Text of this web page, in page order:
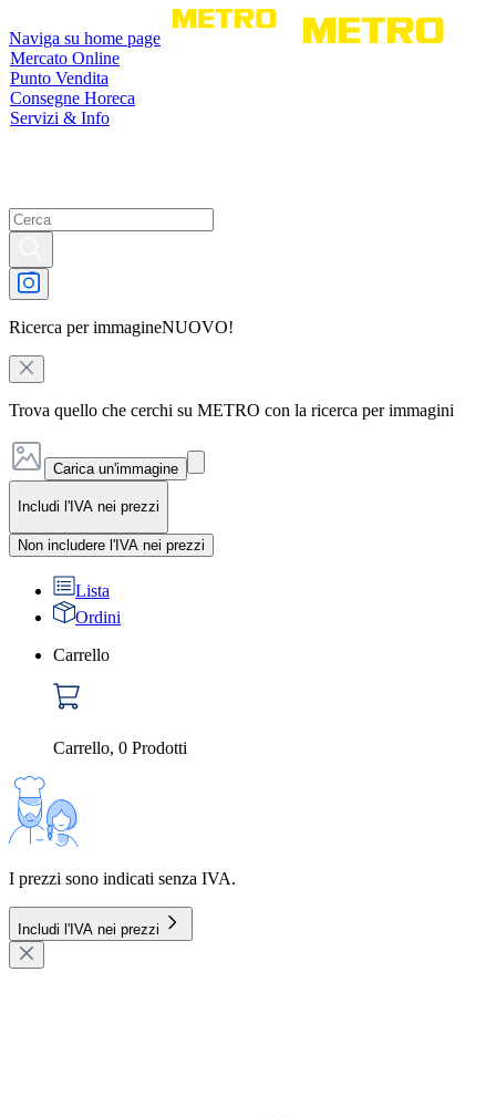
Naviga su home page
Mercato Online
Punto Vendita
Consegne Horeca
Servizi & Info
Ricerca per immagineNUOVO!
Trova quello che cerchi su METRO con la ricerca per immagini
Carica un'immagine
Includi l'IVA nei prezzi
Non includere l'IVA nei prezzi
Lista
Ordini
Carrello
Carrello, 0 Prodotti
I prezzi sono indicati senza IVA.
Includi l'IVA nei prezzi